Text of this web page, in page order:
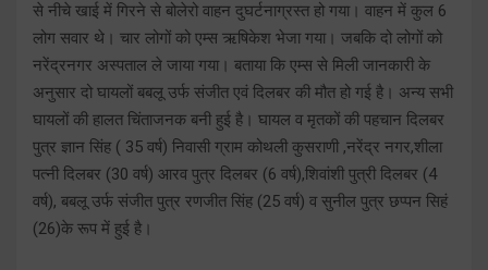
से नीचे खाई में गिरने से बोलेरो वाहन दुघर्टनाग्रस्त हो गया। वाहन में कुल 6
लोग सवार थे। चार लोगों को एम्स ऋषिकेश भेजा गया। जबकि दो लोगों को
नरेंद्रनगर अस्पताल ले जाया गया। बताया कि एम्स से मिली जानकारी के
अनुसार दो घायलों बबलू उर्फ संजीत एवं दिलबर की मौत हो गई है। अन्य सभी
घायलों की हालत चिंताजनक बनी हुई है। घायल व मृतकों की पहचान दिलबर
पुत्र ज्ञान सिंह ( 35 वर्ष) निवासी ग्राम कोथली कुसराणी ,नरेंद्र नगर,शीला
पत्नी दिलबर (30 वर्ष) आरव पुत्र दिलबर (6 वर्ष),शिवांशी पुत्री दिलबर (4
वर्ष), बबलू उर्फ संजीत पुत्र रणजीत सिंह (25 वर्ष) व सुनील पुत्र छप्पन सिहं
(26)के रूप में हुई है।